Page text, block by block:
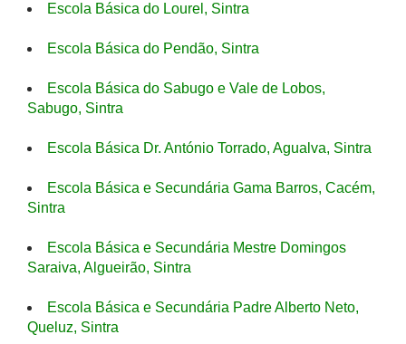
Escola Básica do Lourel, Sintra
Escola Básica do Pendão, Sintra
Escola Básica do Sabugo e Vale de Lobos,
Sabugo, Sintra
Escola Básica Dr. António Torrado, Agualva, Sintra
Escola Básica e Secundária Gama Barros, Cacém,
Sintra
Escola Básica e Secundária Mestre Domingos
Saraiva, Algueirão, Sintra
Escola Básica e Secundária Padre Alberto Neto,
Queluz, Sintra